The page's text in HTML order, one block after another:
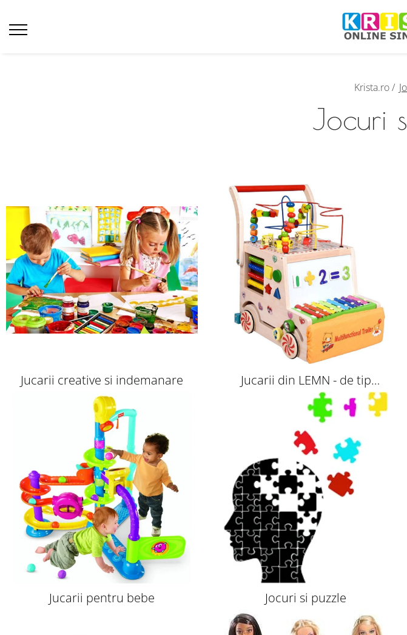
Krista.ro /
Jocuri
Jucarii creative si indemanare
Jucarii din LEMN - de tip
Montessori
Jucarii pentru bebe Jocuri si puzzle